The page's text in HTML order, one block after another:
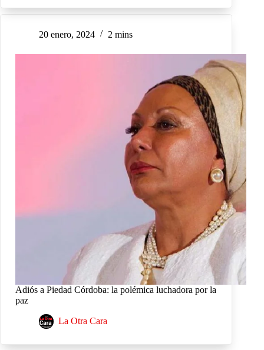
20 enero, 2024 2 mins
Adiós a Piedad Córdoba: la polémica luchadora por la
paz
La Otra Cara